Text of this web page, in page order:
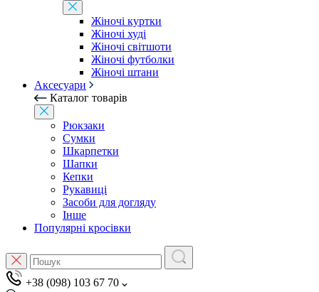
Жіночі куртки
Жіночі худі
Жіночі світшоти
Жіночі футболки
Жіночі штани
Аксесуари
Каталог товарів
Рюкзаки
Сумки
Шкарпетки
Шапки
Кепки
Рукавиці
Засоби для догляду
Інше
Популярні кросівки
+38 (098) 103 67 70